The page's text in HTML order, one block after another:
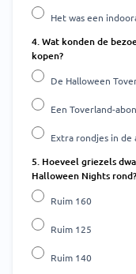
Het was een
4. Wat konden de
kopen?
De Halloween
Een Toverland-
Extra rondjes in de
5. Hoeveel griezels
Halloween Nights rond?
Ruim 160
Ruim 125
Ruim 140